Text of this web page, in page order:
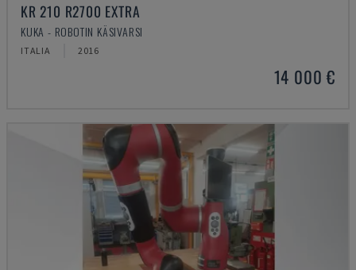
KR 210 R2700 EXTRA
KUKA - ROBOTIN KÄSIVARSI
ITALIA 2016
14 000 €